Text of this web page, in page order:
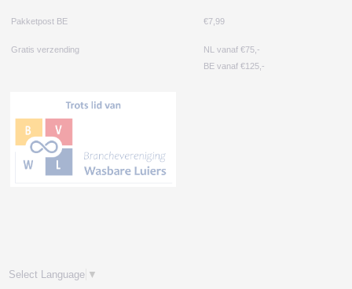
Pakketpost BE €7,99
Gratis verzending
NL vanaf €75,-
BE vanaf €125,-
Select Language ▼